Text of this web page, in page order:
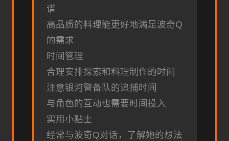
谱
高品质的料理能更好地满足波奇Q
的需求
时间管理
合理安排探索和料理制作的时间
注意银河警备队的追捕时间
与角色的互动也需要时间投入
实用小贴士
经常与波奇Q对话，了解她的想法